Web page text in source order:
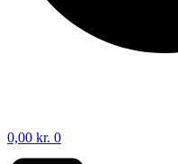
0,00 kr. 0